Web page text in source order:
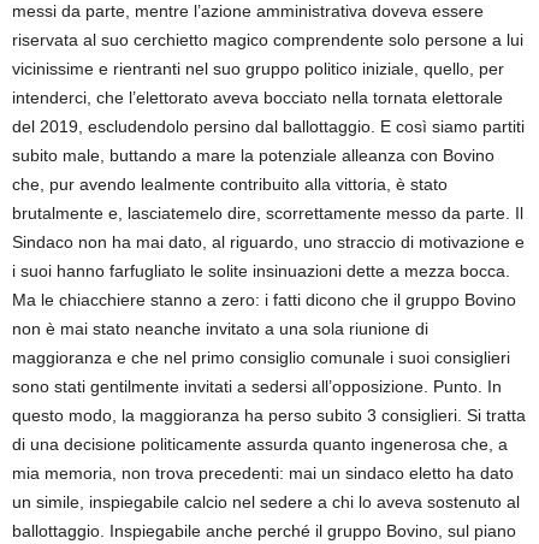
messi da parte, mentre l’azione amministrativa doveva essere
riservata al suo cerchietto magico comprendente solo persone a lui
vicinissime e rientranti nel suo gruppo politico iniziale, quello, per
intenderci, che l’elettorato aveva bocciato nella tornata elettorale
del 2019, escludendolo persino dal ballottaggio. E così siamo partiti
subito male, buttando a mare la potenziale alleanza con Bovino
che, pur avendo lealmente contribuito alla vittoria, è stato
brutalmente e, lasciatemelo dire, scorrettamente messo da parte. Il
Sindaco non ha mai dato, al riguardo, uno straccio di motivazione e
i suoi hanno farfugliato le solite insinuazioni dette a mezza bocca.
Ma le chiacchiere stanno a zero: i fatti dicono che il gruppo Bovino
non è mai stato neanche invitato a una sola riunione di
maggioranza e che nel primo consiglio comunale i suoi consiglieri
sono stati gentilmente invitati a sedersi all’opposizione. Punto. In
questo modo, la maggioranza ha perso subito 3 consiglieri. Si tratta
di una decisione politicamente assurda quanto ingenerosa che, a
mia memoria, non trova precedenti: mai un sindaco eletto ha dato
un simile, inspiegabile calcio nel sedere a chi lo aveva sostenuto al
ballottaggio. Inspiegabile anche perché il gruppo Bovino, sul piano